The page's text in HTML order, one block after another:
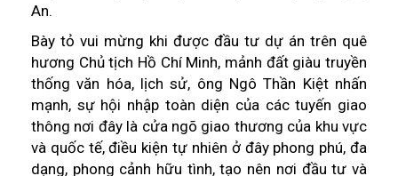
An.
Bày tỏ vui mừng khi được đầu tư dự án trên quê
hương Chủ tịch Hồ Chí Minh, mảnh đất giàu truyền
thống văn hóa, lịch sử, ông Ngô Thần Kiệt nhấn
mạnh, sự hội nhập toàn diện của các tuyến giao
thông nơi đây là cửa ngõ giao thương của khu vực
và quốc tế, điều kiện tự nhiên ở đây phong phú, đa
dạng, phong cảnh hữu tình, tạo nên nơi đầu tư và